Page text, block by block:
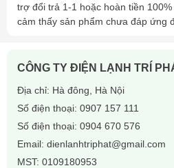
trợ đổi trả 1-1 hoặc hoàn tiền
cảm thấy sản phẩm chưa đáp ứng
CÔNG TY ĐIỆN LẠNH TRÍ
Địa chỉ: Hà đông, Hà Nội
Số điện thoại: 0907 157 111
Số điện thoại: 0904 670 576
Email: dienlanhtriphat@gmail.com
MST: 0109180953